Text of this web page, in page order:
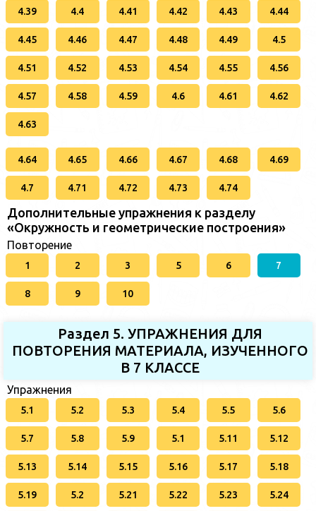
4.39 4.4 4.41 4.42 4.43 4.44
4.45 4.46 4.47 4.48 4.49 4.5
4.51 4.52 4.53 4.54 4.55 4.56
4.57 4.58 4.59 4.6 4.61 4.62
4.63
4.64 4.65 4.66 4.67 4.68 4.69
4.7 4.71 4.72 4.73 4.74
Дополнительные упражнения к разделу
«Окружность и геометрические построения»
Повторение
1 2 3 5 6 7
8 9 10
Раздел 5. УПРАЖНЕНИЯ ДЛЯ
ПОВТОРЕНИЯ МАТЕРИАЛА, ИЗУЧЕННОГО
В 7 КЛАССЕ
Упражнения
5.1 5.2 5.3 5.4 5.5 5.6
5.7 5.8 5.9 5.1 5.11 5.12
5.13 5.14 5.15 5.16 5.17 5.18
5.19 5.2 5.21 5.22 5.23 5.24